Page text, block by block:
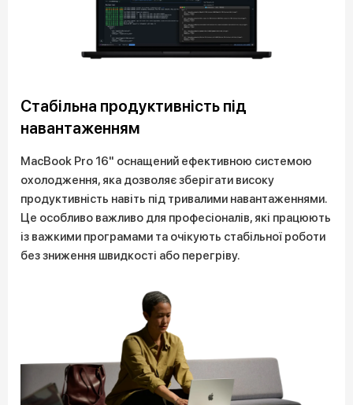
Стабільна продуктивність під
навантаженням
MacBook Pro 16" оснащений ефективною системою
охолодження, яка дозволяє зберігати високу
продуктивність навіть під тривалими навантаженнями.
Це особливо важливо для професіоналів, які працюють
із важкими програмами та очікують стабільної роботи
без зниження швидкості або перегріву.